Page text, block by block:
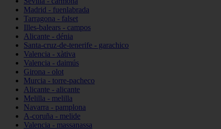
Madrid - fuenlabrada
Tarragona - falset
Illes-balears - campos
Alicante - dénia
Santa-cruz-de-tenerife - garachico
Valencia - xàtiva
Valencia - daimús
Girona - olot
Murcia - torre-pacheco
Alicante - alicante
Melilla - melilla
Navarra - pamplona
A-coruña - melide
Valencia - massanassa